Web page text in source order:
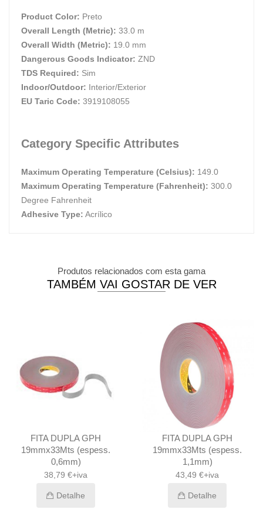
Product Color: Preto
Overall Length (Metric): 33.0 m
Overall Width (Metric): 19.0 mm
Dangerous Goods Indicator: ZND
TDS Required: Sim
Indoor/Outdoor: Interior/Exterior
EU Taric Code: 3919108055
Category Specific Attributes
Maximum Operating Temperature (Celsius): 149.0
Maximum Operating Temperature (Fahrenheit): 300.0
Degree Fahrenheit
Adhesive Type: Acrílico
Produtos relacionados com esta gama
TAMBÉM VAI GOSTAR DE VER
FITA DUPLA GPH
19mmx33Mts (espess.
0,6mm)
38,79 €+iva
Detalhe
FITA DUPLA GPH
19mmx33Mts (espess.
1,1mm)
43,49 €+iva
Detalhe